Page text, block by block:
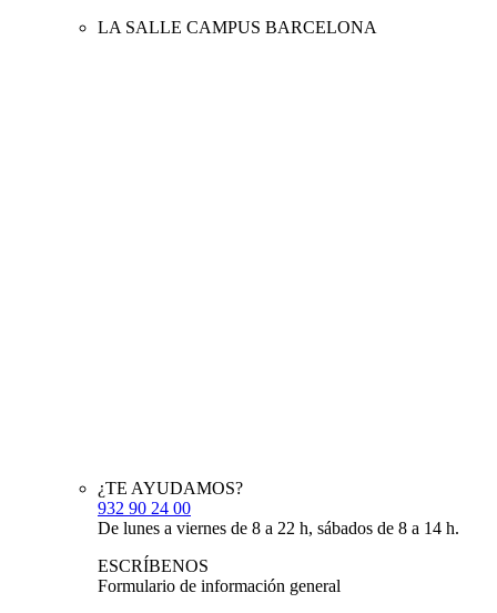
LA SALLE CAMPUS BARCELONA
¿TE AYUDAMOS?
932 90 24 00
De lunes a viernes de 8 a 22 h, sábados de 8 a 14 h.
ESCRÍBENOS
Formulario de información general